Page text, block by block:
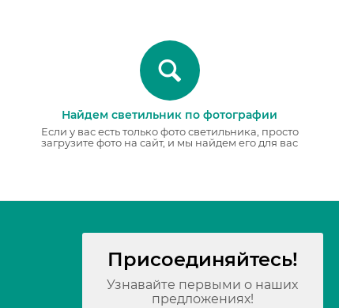
Найдем светильник по фотографии
Если у вас есть только фото светильника, просто
загрузите фото на сайт, и мы найдем его для вас
Присоединяйтесь!
Узнавайте первыми о наших
предложениях!